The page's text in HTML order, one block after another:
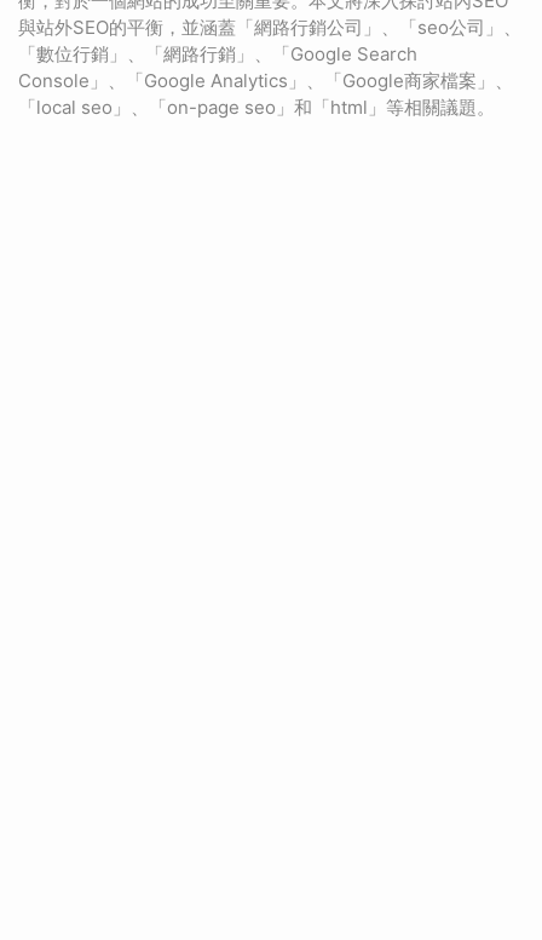
與站外SEO的平衡，並涵蓋「網路行銷公司」、「seo公司」、
「數位行銷」、「網路行銷」、「Google Search
Console」、「Google Analytics」、「Google商家檔案」、
「local seo」、「on-page seo」和「html」等相關議題。